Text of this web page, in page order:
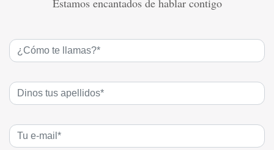
Estamos encantados de hablar contigo